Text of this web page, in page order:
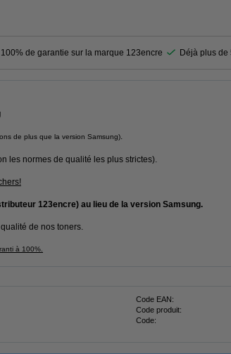
100% de garantie sur la marque 123encre Déjà plus
de plus que la version Samsung).
les normes de qualité les plus strictes).
123encre) au lieu de la version Samsung.
de nos toners.
à 100%.
Code EAN:
Code produit:
Code: